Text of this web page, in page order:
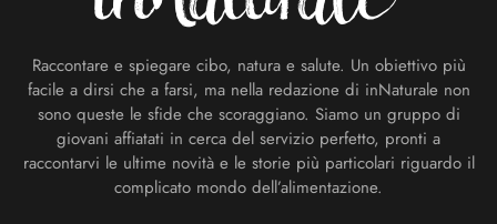
Raccontare e spiegare cibo, natura e salute. Un obiettivo più
facile a dirsi che a farsi, ma nella redazione di inNaturale non
sono queste le sfide che scoraggiano. Siamo un gruppo di
giovani affiatati in cerca del servizio perfetto, pronti a
raccontarvi le ultime novità e le storie più particolari riguardo il
complicato mondo dell’alimentazione.